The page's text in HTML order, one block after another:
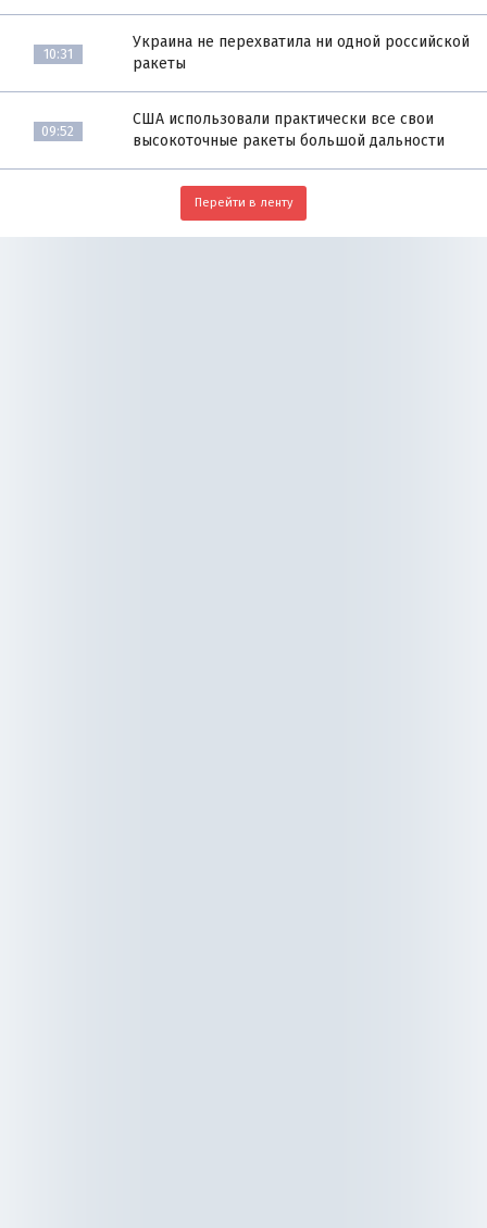
10:31
Украина не перехватила ни одной российской
ракеты
09:52
США использовали практически все свои
высокоточные ракеты большой дальности
Перейти в ленту